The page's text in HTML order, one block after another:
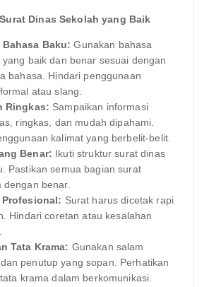
Dinas Sekolah yang Baik
Baku: Gunakan bahasa
yang baik dan benar sesuai dengan
bahasa. Hindari penggunaan
atau slang.
Ringkas: Sampaikan informasi
ringkas, dan mudah dipahami.
kalimat yang berbelit-belit.
Benar: Ikuti struktur surat dinas
Pastikan semua bagian surat
dengan benar.
Profesional: Surat harus dicetak rapi
Hindari coretan atau kesalahan
Tata Krama: Gunakan salam
penutup yang sopan. Perhatikan
krama dalam berkomunikasi.